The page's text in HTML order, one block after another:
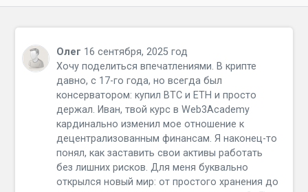
Олег 16 сентября, 2025 год
Хочу поделиться впечатлениями. В крипте
давно, с 17-го года, но всегда был
консерватором: купил BTC и ETH и просто
держал. Иван, твой курс в Web3Academy
кардинально изменил мое отношение к
децентрализованным финансам. Я наконец-то
понял, как заставить свои активы работать
без лишних рисков. Для меня буквально
открылся новый мир: от простого хранения до